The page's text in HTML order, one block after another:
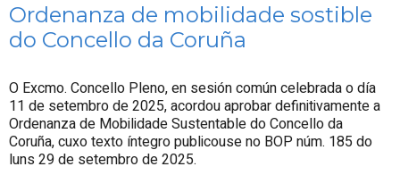
Ordenanza de mobilidade sostible
do Concello da Coruña
O Excmo. Concello Pleno, en sesión común celebrada o día
11 de setembro de 2025, acordou aprobar definitivamente a
Ordenanza de Mobilidade Sustentable do Concello da
Coruña, cuxo texto íntegro publicouse no BOP núm. 185 do
luns 29 de setembro de 2025.